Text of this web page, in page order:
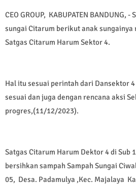
CEO GROUP, KABUPATEN BANDUNG,
sungai Citarum berikut anak
Satgas Citarum Harum Sektor 4.
Hal itu sesuai perintah dari Dansektor 4
sesuai dan juga dengan rencana aksi
progres,(11/12/2023).
Satgas Citarum Harum Dektor 4 di Sub
bersihkan sampah Sampah Sungai
05, Desa. Padamulya ,Kec. Majalaya